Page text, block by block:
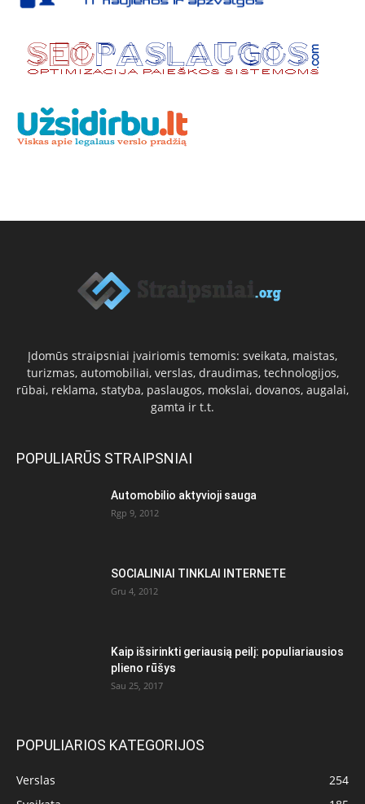
Įdomūs straipsniai įvairiomis temomis: sveikata, maistas,
turizmas, automobiliai, verslas, draudimas, technologijos,
rūbai, reklama, statyba, paslaugos, mokslai, dovanos, augalai,
gamta ir t.t.
POPULIARŪS STRAIPSNIAI
Automobilio aktyvioji sauga
Rgp 9, 2012
SOCIALINIAI TINKLAI INTERNETE
Gru 4, 2012
Kaip išsirinkti geriausią peilį: populiariausios
plieno rūšys
Sau 25, 2017
POPULIARIOS KATEGORIJOS
Verslas
254